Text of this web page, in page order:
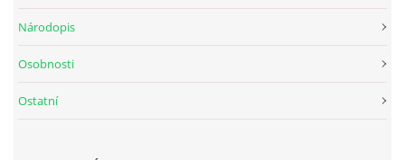
Národopis
Osobnosti
Ostatní